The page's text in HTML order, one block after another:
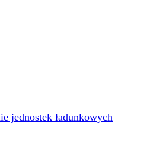
jednostek ładunkowych